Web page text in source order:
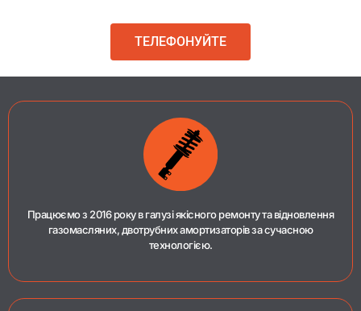
ТЕЛЕФОНУЙТЕ
Працюємо з 2016 року в галузі якісного ремонту та відновлення
газомасляних, двотрубних амортизаторів за сучасною
технологією.